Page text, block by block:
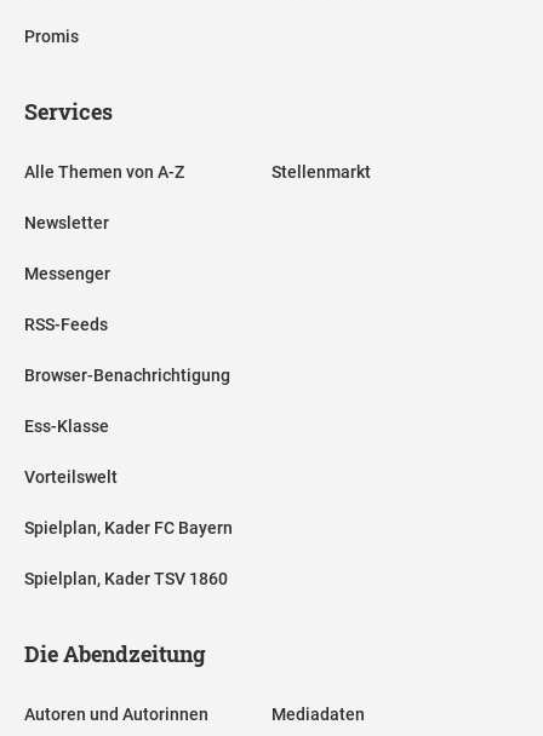
Promis
Services
Alle Themen von A-Z
Newsletter
Messenger
RSS-Feeds
Browser-Benachrichtigung
Ess-Klasse
Vorteilswelt
Spielplan, Kader FC Bayern
Spielplan, Kader TSV 1860
Stellenmarkt
Die Abendzeitung
Autoren und Autorinnen Mediadaten